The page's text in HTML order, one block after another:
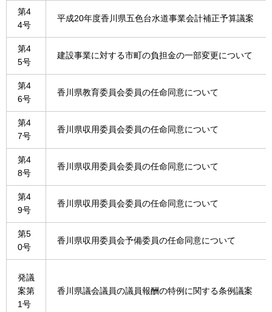
第4
4号
平成20年度香川県五色台水道事業会計補正予算議案
第4
5号
建設事業に対する市町の負担金の一部変更について
第4
6号
香川県教育委員会委員の任命同意について
第4
7号
香川県収用委員会委員の任命同意について
第4
8号
香川県収用委員会委員の任命同意について
第4
9号
香川県収用委員会委員の任命同意について
第5
0号
香川県収用委員会予備委員の任命同意について
発議
案第
1号
香川県議会議員の議員報酬の特例に関する条例議案